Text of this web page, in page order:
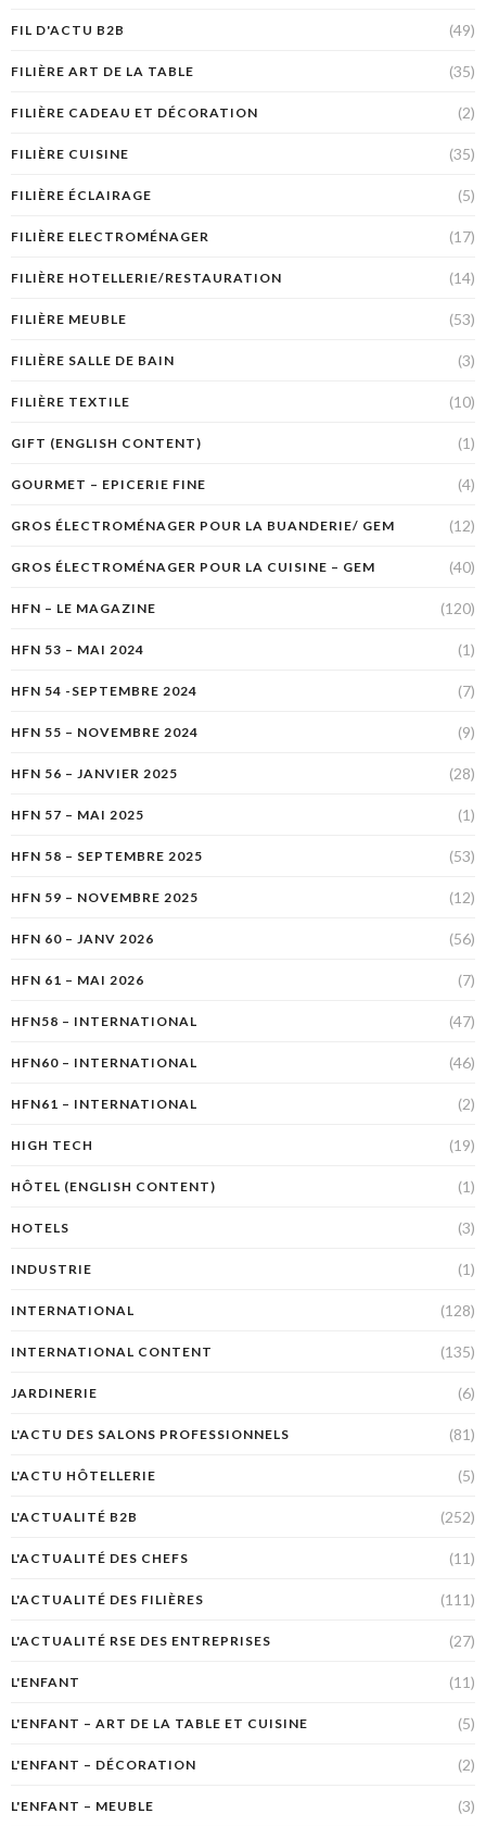
FIL D'ACTU B2B (49)
FILIÈRE ART DE LA TABLE (35)
FILIÈRE CADEAU ET DÉCORATION (2)
FILIÈRE CUISINE (35)
FILIÈRE ÉCLAIRAGE (5)
FILIÈRE ELECTROMÉNAGER (17)
FILIÈRE HOTELLERIE/RESTAURATION (14)
FILIÈRE MEUBLE (53)
FILIÈRE SALLE DE BAIN (3)
FILIÈRE TEXTILE (10)
GIFT (ENGLISH CONTENT) (1)
GOURMET – EPICERIE FINE (4)
GROS ÉLECTROMÉNAGER POUR LA BUANDERIE/ GEM (12)
GROS ÉLECTROMÉNAGER POUR LA CUISINE – GEM (40)
HFN – LE MAGAZINE (120)
HFN 53 – MAI 2024 (1)
HFN 54 -SEPTEMBRE 2024 (7)
HFN 55 – NOVEMBRE 2024 (9)
HFN 56 – JANVIER 2025 (28)
HFN 57 – MAI 2025 (1)
HFN 58 – SEPTEMBRE 2025 (53)
HFN 59 – NOVEMBRE 2025 (12)
HFN 60 – JANV 2026 (56)
HFN 61 – MAI 2026 (7)
HFN58 – INTERNATIONAL (47)
HFN60 – INTERNATIONAL (46)
HFN61 – INTERNATIONAL (2)
HIGH TECH (19)
HÔTEL (ENGLISH CONTENT) (1)
HOTELS (3)
INDUSTRIE (1)
INTERNATIONAL (128)
INTERNATIONAL CONTENT (135)
JARDINERIE (6)
L'ACTU DES SALONS PROFESSIONNELS (81)
L'ACTU HÔTELLERIE (5)
L'ACTUALITÉ B2B (252)
L'ACTUALITÉ DES CHEFS (11)
L'ACTUALITÉ DES FILIÈRES (111)
L'ACTUALITÉ RSE DES ENTREPRISES (27)
L'ENFANT (11)
L'ENFANT – ART DE LA TABLE ET CUISINE (5)
L'ENFANT – DÉCORATION (2)
L'ENFANT – MEUBLE (3)